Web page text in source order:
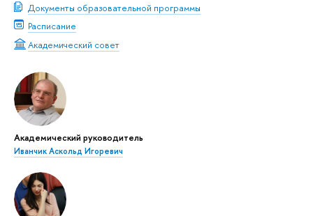
Документы образовательной программы
Расписание
Академический совет
Академический руководитель
Иванчик Аскольд Игоревич